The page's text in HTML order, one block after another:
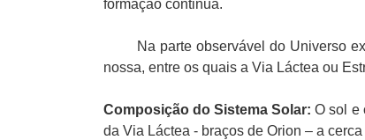
formação continua.
Na parte observável do Universo
nossa, entre os quais a Via Láctea ou
Composição do Sistema Solar:O sol e
da Via Láctea - braços de Orion – a